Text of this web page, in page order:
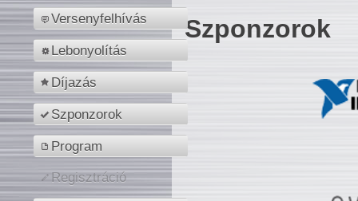
Versenyfelhívás
Lebonyolítás
Díjazás
Szponzorok
Program
Regisztráció
Szponzorok